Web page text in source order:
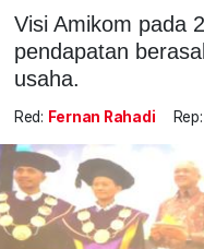
Visi Amikom pada
pendapatan
usaha.
Red: Fernan Rahadi Rep: